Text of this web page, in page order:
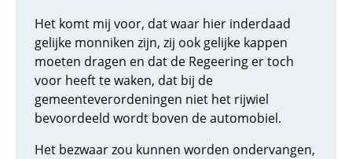
Het komt mij voor, dat waar hier inderdaad
gelijke monniken zijn, zij ook gelijke kappen
moeten dragen en dat de Regeering er toch
voor heeft te waken, dat bij de
gemeenteverordeningen niet het rijwiel
bevoordeeld wordt boven de automobiel.
Het bezwaar zou kunnen worden ondervangen,